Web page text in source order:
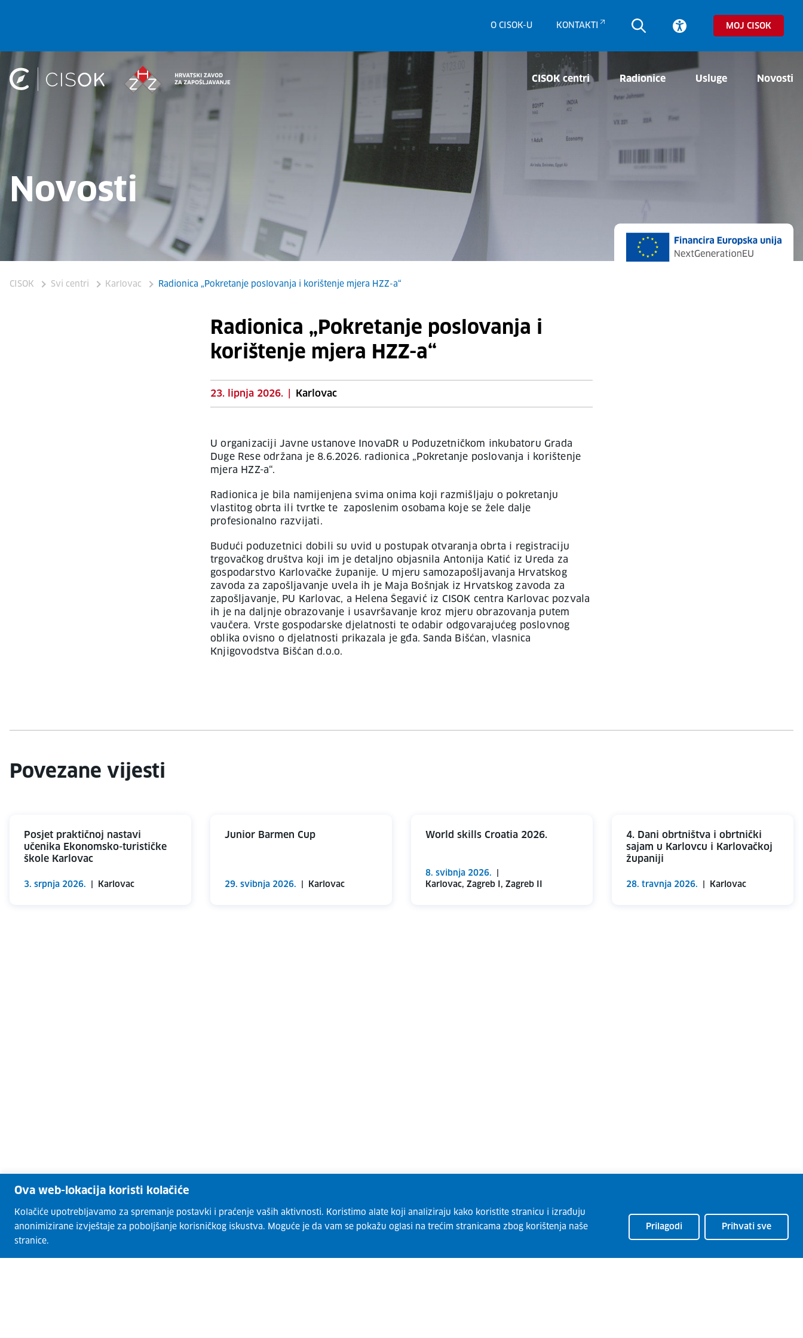
Ova web-lokacija koristi kolačiće
Kolačiće upotrebljavamo za spremanje postavki i praćenje vaših aktivnosti. Koristimo alate koji analiziraju kako koristite stranicu i izrađuju
anonimizirane izvještaje za poboljšanje korisničkog iskustva. Moguće je da vam se pokažu oglasi na trećim stranicama zbog korištenja naše
stranice.
Prilagodi Prihvati sve
O CISOK-U KONTAKTI MOJ CISOK
CISOK centri Radionice Usluge Novosti
Novosti
CISOK Svi centri Karlovac Radionica „Pokretanje poslovanja i korištenje mjera HZZ-a“
Radionica „Pokretanje poslovanja i
korištenje mjera HZZ-a“
23. lipnja 2026. Karlovac
U organizaciji Javne ustanove InovaDR u Poduzetničkom inkubatoru Grada
Duge Rese održana je 8.6.2026. radionica „Pokretanje poslovanja i korištenje
mjera HZZ-a“.
Radionica je bila namijenjena svima onima koji razmišljaju o pokretanju
vlastitog obrta ili tvrtke te zaposlenim osobama koje se žele dalje
profesionalno razvijati.
Budući poduzetnici dobili su uvid u postupak otvaranja obrta i registraciju
trgovačkog društva koji im je detaljno objasnila Antonija Katić iz Ureda za
gospodarstvo Karlovačke županije. U mjeru samozapošljavanja Hrvatskog
zavoda za zapošljavanje uvela ih je Maja Bošnjak iz Hrvatskog zavoda za
zapošljavanje, PU Karlovac, a Helena Šegavić iz CISOK centra Karlovac pozvala
ih je na daljnje obrazovanje i usavršavanje kroz mjeru obrazovanja putem
vaučera. Vrste gospodarske djelatnosti te odabir odgovarajućeg poslovnog
oblika ovisno o djelatnosti prikazala je gđa. Sanda Bišćan, vlasnica
Knjigovodstva Bišćan d.o.o.
Povezane vijesti
Posjet praktičnoj nastavi
učenika Ekonomsko-turističke
škole Karlovac
3. srpnja 2026. Karlovac
Junior Barmen Cup
29. svibnja 2026. Karlovac
World skills Croatia 2026.
8. svibnja 2026.
Karlovac, Zagreb I, Zagreb II
4. Dani obrtništva i obrtnički
sajam u Karlovcu i Karlovačkoj
županiji
28. travnja 2026. Karlovac